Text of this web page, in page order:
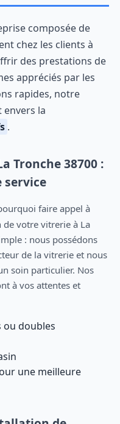
composée de
chez les clients à
des prestations de
appréciés par les
rapides, notre
la
.
Tronche 38700 :
votre vitrerie à La
: nous possédons
de la vitrerie et nous
soin particulier. Nos
à vos attentes et
ou doubles
une meilleure